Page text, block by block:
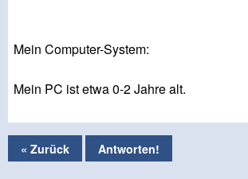
Mein Computer-System:
Mein PC ist etwa 0-2 Jahre alt.
« Zurück Antworten!